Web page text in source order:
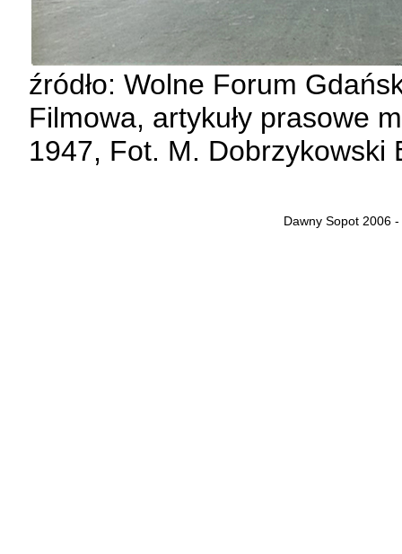
źródło: Wolne Forum
Filmowa, artykuły prasowe
1947, Fot. M. Dobrzykowski
Dawny Sopot 2006